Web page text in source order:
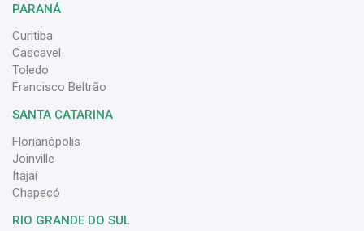
PARANÁ
Curitiba
Cascavel
Toledo
Francisco Beltrão
SANTA CATARINA
Florianópolis
Joinville
Itajaí
Chapecó
RIO GRANDE DO SUL